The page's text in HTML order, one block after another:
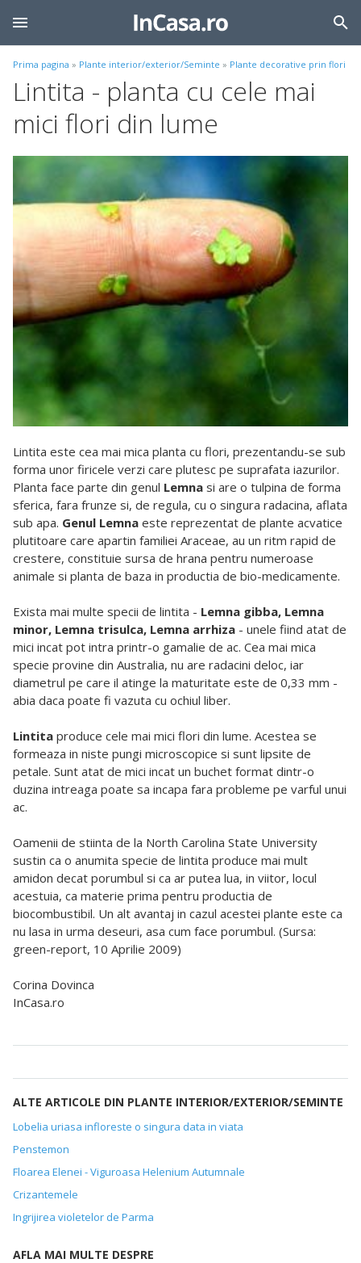
Prima pagina » Plante interior/exterior/Seminte » Plante decorative prin flori
Lintita - planta cu cele mai
mici flori din lume
Lintita este cea mai mica planta cu flori, prezentandu-se sub
forma unor firicele verzi care plutesc pe suprafata iazurilor.
Planta face parte din genul Lemna si are o tulpina de forma
sferica, fara frunze si, de regula, cu o singura radacina, aflata
sub apa. Genul Lemna este reprezentat de plante acvatice
plutitoare care apartin familiei Araceae, au un ritm rapid de
crestere, constituie sursa de hrana pentru numeroase
animale si planta de baza in productia de bio-medicamente.
Exista mai multe specii de lintita - Lemna gibba, Lemna
minor, Lemna trisulca, Lemna arrhiza - unele fiind atat de
mici incat pot intra printr-o gamalie de ac. Cea mai mica
specie provine din Australia, nu are radacini deloc, iar
diametrul pe care il atinge la maturitate este de 0,33 mm -
abia daca poate fi vazuta cu ochiul liber.
Lintita produce cele mai mici flori din lume. Acestea se
formeaza in niste pungi microscopice si sunt lipsite de
petale. Sunt atat de mici incat un buchet format dintr-o
duzina intreaga poate sa incapa fara probleme pe varful unui
ac.
Oamenii de stiinta de la North Carolina State University
sustin ca o anumita specie de lintita produce mai mult
amidon decat porumbul si ca ar putea lua, in viitor, locul
acestuia, ca materie prima pentru productia de
biocombustibil. Un alt avantaj in cazul acestei plante este ca
nu lasa in urma deseuri, asa cum face porumbul. (Sursa:
green-report, 10 Aprilie 2009)
Corina Dovinca
InCasa.ro
ALTE ARTICOLE DIN PLANTE INTERIOR/EXTERIOR/SEMINTE
Lobelia uriasa infloreste o singura data in viata
Penstemon
Floarea Elenei - Viguroasa Helenium Autumnale
Crizantemele
Ingrijirea violetelor de Parma
AFLA MAI MULTE DESPRE